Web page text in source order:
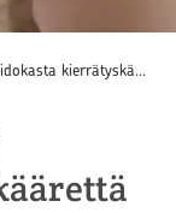
Lahjan paketointi – 3 taidokasta kierrätyskäärettä lahjalle